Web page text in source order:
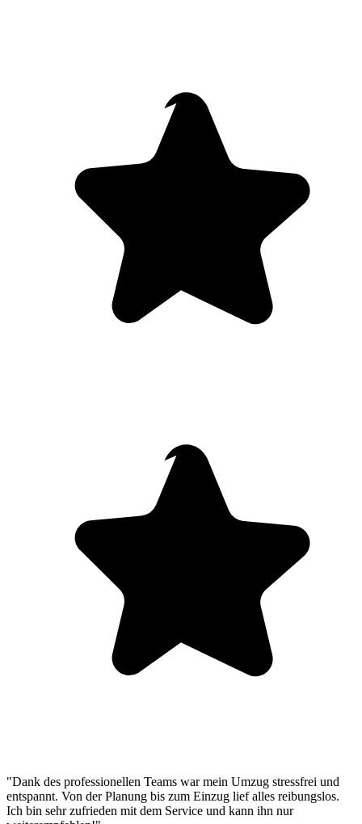
"Dank des professionellen Teams war mein Umzug stressfrei und
entspannt. Von der Planung bis zum Einzug lief alles reibungslos.
Ich bin sehr zufrieden mit dem Service und kann ihn nur